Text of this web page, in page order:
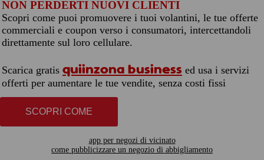
NON PERDERTI NUOVI CLIENTI
Scopri come puoi promuovere i tuoi volantini, le tue offerte
commerciali e coupon verso i consumatori, intercettandoli
direttamente sul loro cellulare.
Scarica gratis quiinzona business ed usa i servizi
offerti per aumentare le tue vendite, senza costi fissi
SCOPRI COME
app per negozi di vicinato
come pubblicizzare un negozio di abbigliamento